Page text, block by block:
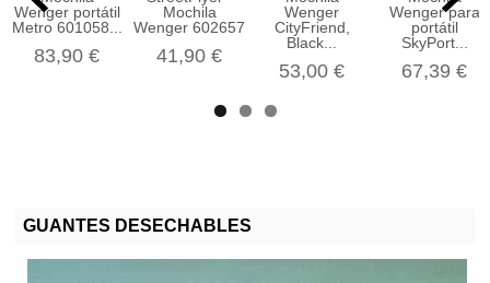
GUANTES DESECHABLES
Wenger portátil
Metro 601058...
83,90 €
Mochila
Wenger 602657
41,90 €
Wenger
CityFriend,
Black...
53,00 €
Wenger para
portátil
SkyPort...
67,39 €